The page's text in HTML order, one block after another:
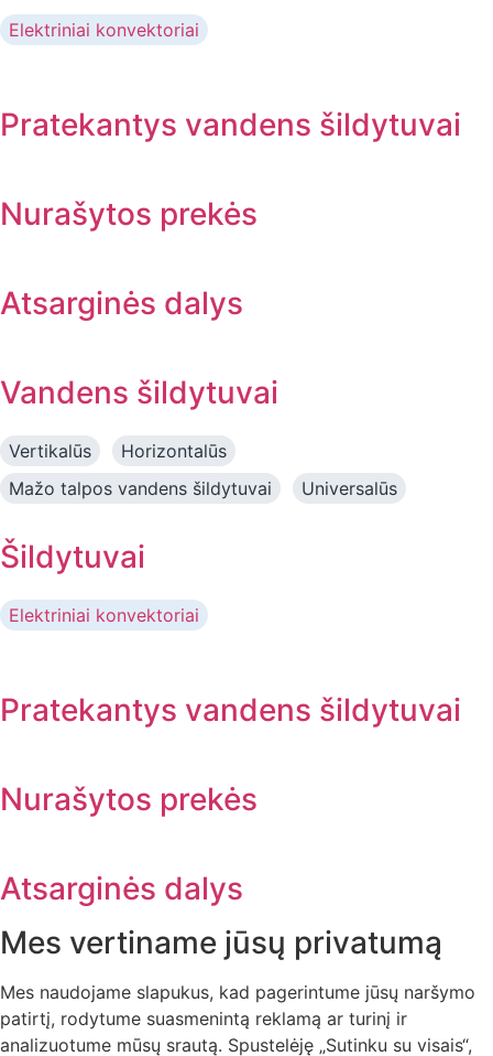
Elektriniai konvektoriai
Pratekantys vandens šildytuvai
Nurašytos prekės
Atsarginės dalys
Vandens šildytuvai
Vertikalūs
Horizontalūs
Mažo talpos vandens šildytuvai
Universalūs
Šildytuvai
Elektriniai konvektoriai
Pratekantys vandens šildytuvai
Nurašytos prekės
Atsarginės dalys
Mes vertiname jūsų privatumą
Mes naudojame slapukus, kad pagerintume jūsų naršymo
patirtį, rodytume suasmenintą reklamą ar turinį ir
analizuotume mūsų srautą. Spustelėję „Sutinku su visais“,